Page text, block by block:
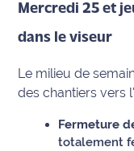
rouge
Maritima
L'anecdote
de Jeff
C'est
Mercredi 25 et
dans le viseur
Le milieu de
des chantiers vers
Fermeture
totalement